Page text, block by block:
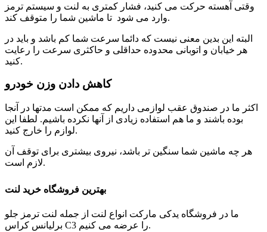
وقتی آهسته حرکت می کنید، فشار کمتری به لنت و سیستم ترمز
وارد می شود تا ماشین شما را متوقف کند.
البته این بدین معنی نیست که دائما سرعت شما کم باشد و باید در
هر خیابان و اتوبانی محدوده حداقلی و حاکثری سرعت را رعایت
کنید.
کاهش دادن وزن خودرو
اکثر ما در صندوق عقب لوازمی داریم که ممکن است مدتها در آنجا
بوده باشند و ما هم استفاده زیادی از آنها نکرده باشیم. لطفا این
لوازم را خارج کنید.
هر چه ماشین شما سنگین تر باشد، نیروی بیشتری برای توقف آن
لازم است.
بهترین فروشگاه خرید لنت
ما در فروشگاه یدکی مارکت انواع لنت از جمله لنت ترمز جلو
برلیانس کراس C3 را عرضه می کنیم.